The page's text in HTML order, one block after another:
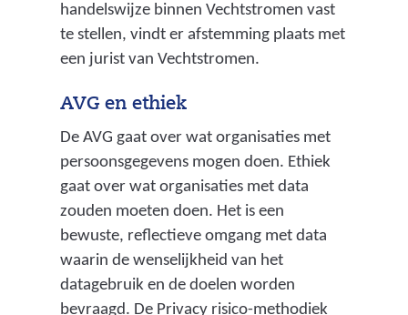
handelswijze binnen Vechtstromen vast
te stellen, vindt er afstemming plaats met
een jurist van Vechtstromen.
AVG en ethiek
De AVG gaat over wat organisaties met
persoonsgegevens mogen doen. Ethiek
gaat over wat organisaties met data
zouden moeten doen. Het is een
bewuste, reflectieve omgang met data
waarin de wenselijkheid van het
datagebruik en de doelen worden
bevraagd. De Privacy risico-methodiek